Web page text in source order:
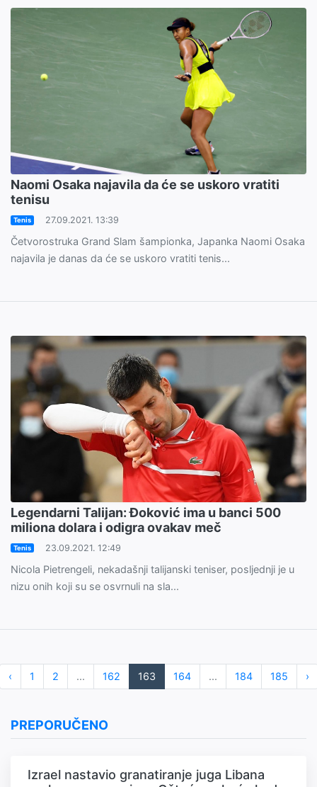
Naomi Osaka najavila da će se uskoro vratiti
tenisu
Tenis 27.09.2021. 13:39
Četvorostruka Grand Slam šampionka, Japanka Naomi Osaka
najavila je danas da će se uskoro vratiti tenis...
Legendarni Talijan: Đoković ima u banci 500
miliona dolara i odigra ovakav meč
Tenis 23.09.2021. 12:49
Nicola Pietrengeli, nekadašnji talijanski teniser, posljednji je u
nizu onih koji su se osvrnuli na sla...
‹ 1 2 ... 162 163 164 ... 184 185 ›
PREPORUČENO
Izrael nastavio granatiranje juga Libana